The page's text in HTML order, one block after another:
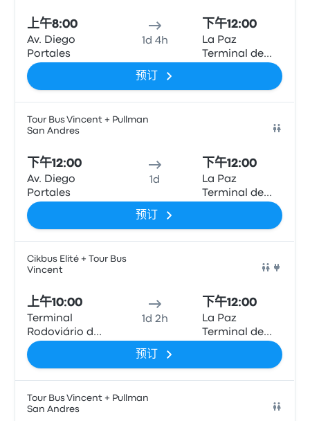
上午8:00
Av. Diego
Portales
1d 4h
下午12:00
La Paz
Terminal de
预订
Tour Bus Vincent + Pullman
San Andres
下午12:00
Av. Diego
Portales
1d
下午12:00
La Paz
Terminal de
预订
Cikbus Elité + Tour Bus
Vincent
上午10:00
Terminal
Rodoviário de
Arica
1d 2h
下午12:00
La Paz
Terminal de
预订
Tour Bus Vincent + Pullman
San Andres